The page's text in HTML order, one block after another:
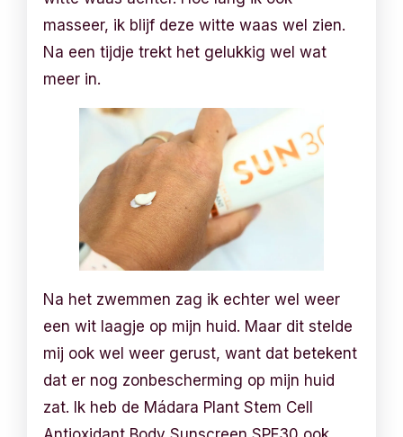
masseer, ik blijf deze witte waas wel zien.
Na een tijdje trekt het gelukkig wel wat
meer in.
Na het zwemmen zag ik echter wel weer
een wit laagje op mijn huid. Maar dit stelde
mij ook wel weer gerust, want dat betekent
dat er nog zonbescherming op mijn huid
zat. Ik heb de Mádara Plant Stem Cell